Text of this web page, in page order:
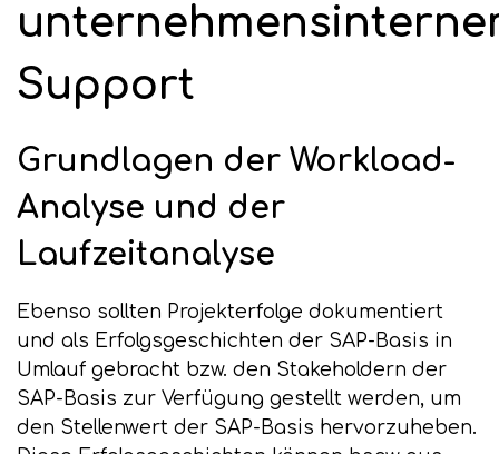
Support
Grundlagen der Workload-
Analyse und der
Laufzeitanalyse
Ebenso sollten Projekterfolge dokumentiert
und als Erfolgsgeschichten der SAP-Basis in
Umlauf gebracht bzw. den Stakeholdern der
SAP-Basis zur Verfügung gestellt werden, um
den Stellenwert der SAP-Basis hervorzuheben.